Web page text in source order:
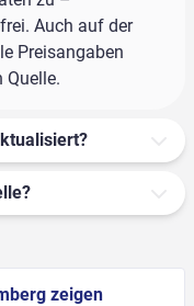
Auch auf der
Preisangaben
zeigen